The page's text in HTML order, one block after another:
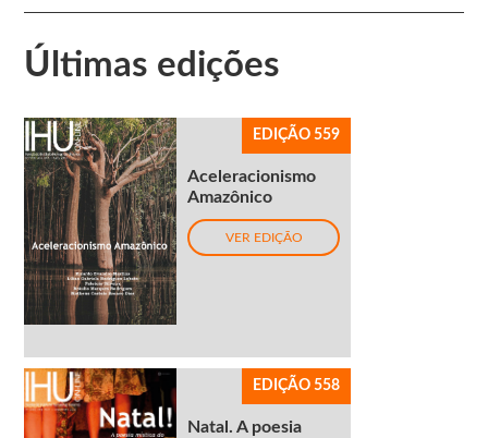
Últimas edições
EDIÇÃO 559
Aceleracionismo
Amazônico
VER EDIÇÃO
EDIÇÃO 558
Natal. A poesia